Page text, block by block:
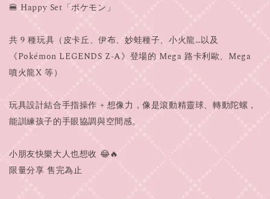
🍔 Happy Set「ポケモン」
共 9 種玩具（皮卡丘、伊布、妙蛙種子、小火龍…以及
《Pokémon LEGENDS Z-A》登場的 Mega 路卡利歐、Mega
噴火龍X 等）
玩具設計結合手指操作 + 想像力，像是滾動精靈球、轉動陀螺，
能訓練孩子的手眼協調與空間感。
小朋友快樂大人也想收 😂🔥
限量分享 售完為止